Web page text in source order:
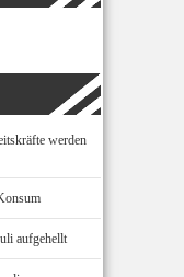
werden
aufgehellt